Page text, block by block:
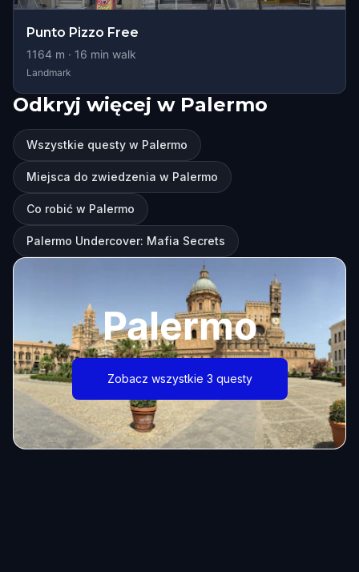
Punto Pizzo Free
1164 m · 16 min walk
Landmark
Odkryj więcej w Palermo
Wszystkie questy w Palermo
Miejsca do zwiedzenia w Palermo
Co robić w Palermo
Palermo Undercover: Mafia Secrets
Palermo
Zobacz wszystkie 3 questy